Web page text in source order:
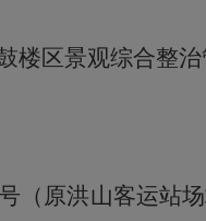
楼区景观综合整
（原洪山客运站